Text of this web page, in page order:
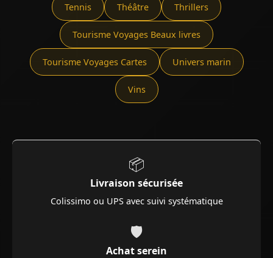
Tennis Théâtre Thrillers
Tourisme Voyages Beaux livres
Tourisme Voyages Cartes Univers marin
Vins
📦
Livraison sécurisée
Colissimo ou UPS avec suivi systématique
🛡️
Achat serein